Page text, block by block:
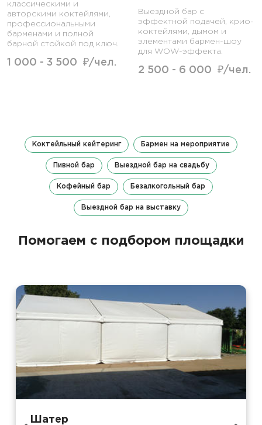
классическими и
авторскими коктейлями,
профессиональными
барменами и полной
барной стойкой под ключ.
1 000 - 3 500 ₽/чел.
Выездной бар с
эффектной подачей, крио-
коктейлями, дымом и
элементами бармен-шоу
для WOW-эффекта.
2 500 - 6 000 ₽/чел.
Коктейльный кейтеринг Бармен на мероприятие
Пивной бар Выездной бар на свадьбу
Кофейный бар Безалкогольный бар
Выездной бар на выставку
Помогаем с подбором площадки
Шатер